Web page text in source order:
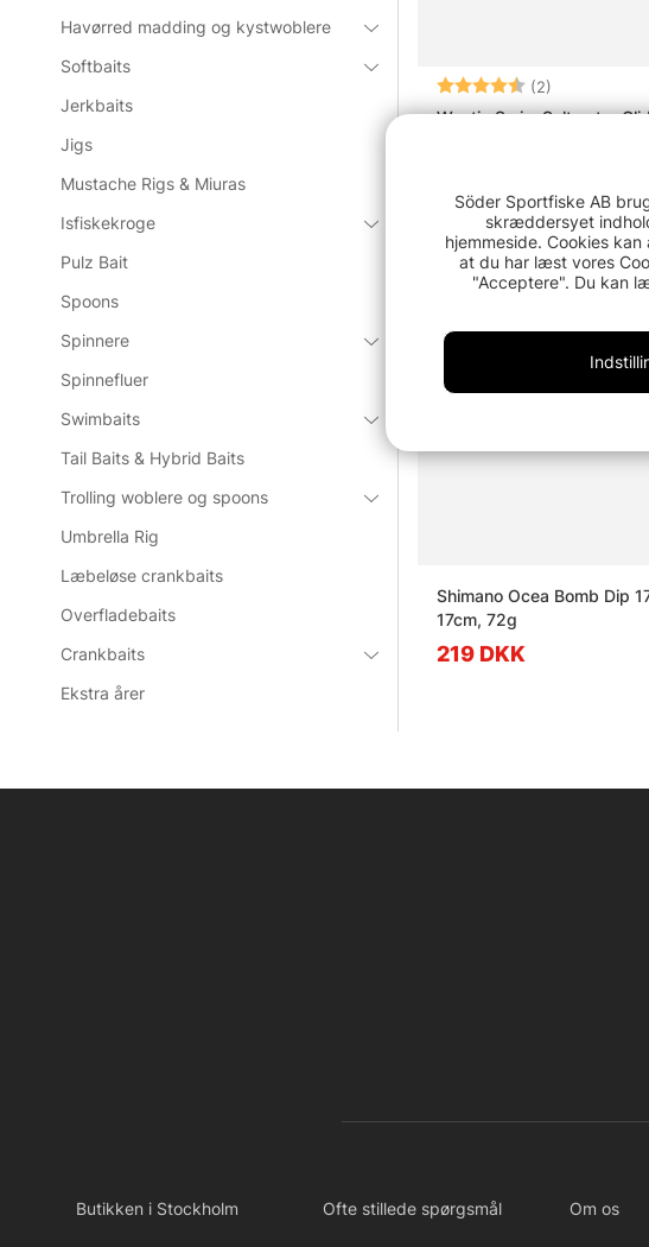
Havørred madding og kystwoblere
Softbaits
Jerkbaits
Jigs
Mustache Rigs & Miuras
Isfiskekroge
Pulz Bait
Spoons
Spinnere
Spinnefluer
Swimbaits
Tail Baits & Hybrid Baits
Trolling woblere og spoons
Umbrella Rig
Læbeløse crankbaits
Overfladebaits
Crankbaits
Ekstra årer
Vurdering: (2)
Westin Swim Saltwater
Udsolgt
Shimano Ocea Bomb Dip
17cm, 72g
219 DKK
Butikken i Stockholm Ofte stillede spørgsmål Om os
Söder Sportfiske AB
skræddersyet
hjemmeside. Cookies
at du har læst vores
"Acceptere". Du kan